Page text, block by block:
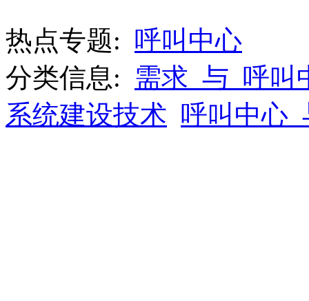
热点专题: 呼叫中心
分类信息: 需求_与_呼叫
系统建设技术 呼叫中心